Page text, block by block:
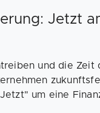
Jetzt
und die Zeit
um eine